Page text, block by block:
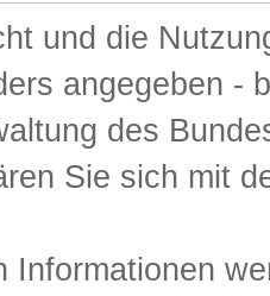
und die
angegeben -
des
Sie sich mit
Informationen